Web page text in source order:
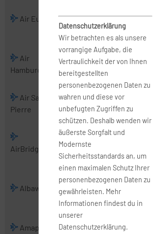
Air Europa
Air Europa
Express
Air France
Air
Hamburg
Air Malta
Air
Air Saint-
Pierre
Air Serbia Air Urga
AirBridgeCargo
Airbus
Transport
International
AirExplore
Albawings Alidaunia Alitalia
Amapola
Anadolujet
Angara
Datenschutzerklärung
Wir betrachten es als unsere
vorrangige Aufgabe, die
Vertraulichkeit der von Ihnen
bereitgestellten
personenbezogenen Daten zu
wahren und diese vor
unbefugten Zugriffen zu
schützen. Deshalb wenden wir
äußerste Sorgfalt und
Modernste
Sicherheitsstandards an, um
einen maximalen Schutz Ihrer
personenbezogenen Daten zu
gewährleisten. Mehr
Informationen findest du in
unserer
Datenschutzerklärung.